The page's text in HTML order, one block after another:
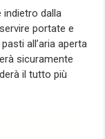
indietro dalla
portate e
all’aria aperta
sicuramente
il tutto più